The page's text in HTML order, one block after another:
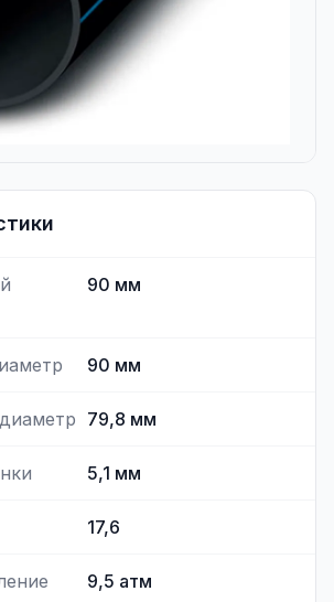
90 мм
90 мм
79,8 мм
5,1 мм
17,6
9,5 атм